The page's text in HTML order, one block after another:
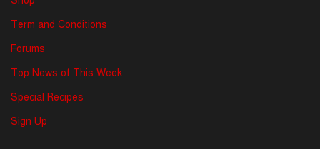
Term and Conditions
Forums
Top News of This Week
Special Recipes
Sign Up